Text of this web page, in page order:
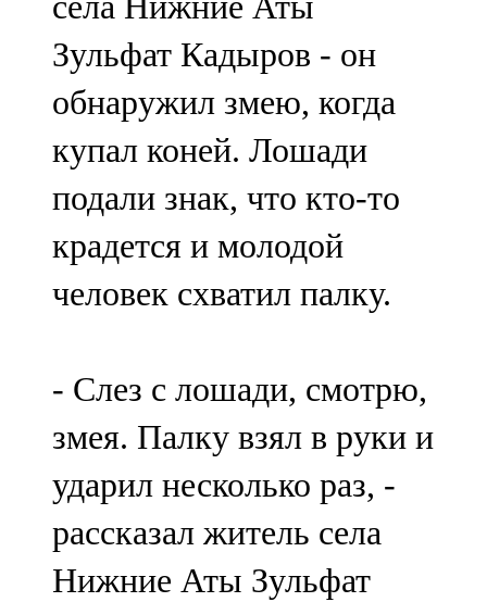
Зульфат Кадыров - он
обнаружил змею, когда
купал коней. Лошади
подали знак, что кто-то
крадется и молодой
человек схватил палку.
- Слез с лошади, смотрю,
змея. Палку взял в руки и
ударил несколько раз, -
рассказал житель села
Нижние Аты Зульфат